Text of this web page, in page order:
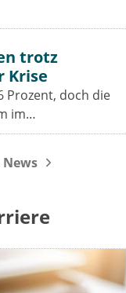
und
trotz
Krise
Prozent, doch die
im
im